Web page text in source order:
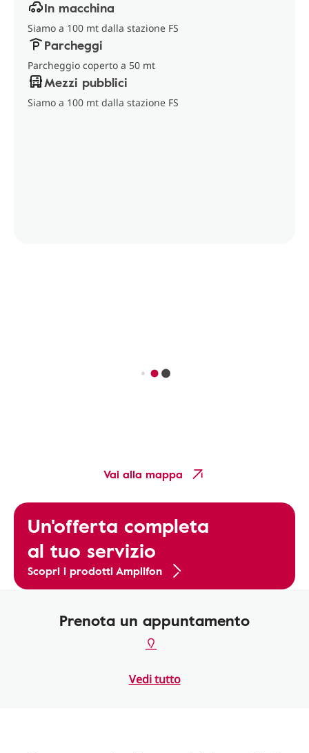
In macchina
Siamo a 100 mt dalla stazione FS
Parcheggi
Parcheggio coperto a 50 mt
Mezzi pubblici
Siamo a 100 mt dalla stazione FS
Vai alla mappa
Un'offerta completa
al tuo servizio
Scopri i prodotti Amplifon
Prenota un appuntamento
Vedi tutto